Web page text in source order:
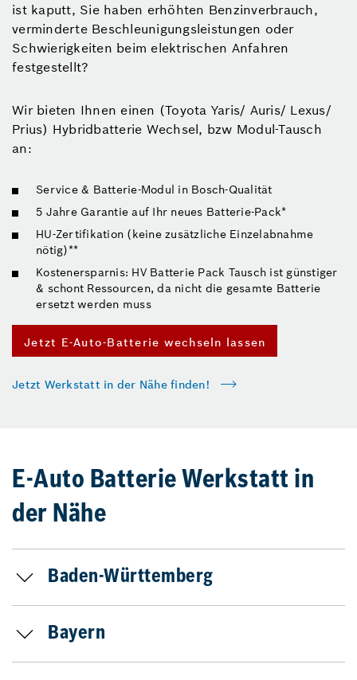
ist kaputt, Sie haben erhöhten Benzinverbrauch,
verminderte Beschleunigungsleistungen oder
Schwierigkeiten beim elektrischen Anfahren
festgestellt?
Wir bieten Ihnen einen (Toyota Yaris/ Auris/ Lexus/
Prius) Hybridbatterie Wechsel, bzw Modul-Tausch
an:
Service & Batterie-Modul in Bosch-Qualität
5 Jahre Garantie auf Ihr neues Batterie-Pack*
HU-Zertifikation (keine zusätzliche Einzelabnahme
nötig)**
Kostenersparnis: HV Batterie Pack Tausch ist günstiger
& schont Ressourcen, da nicht die gesamte Batterie
ersetzt werden muss
Jetzt E-Auto-Batterie wechseln lassen
Jetzt Werkstatt in der Nähe finden!
E-Auto Batterie Werkstatt in
der Nähe
Baden-Württemberg
Bayern